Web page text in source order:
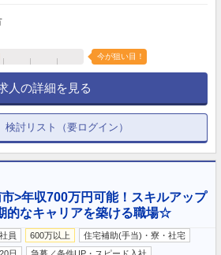
今が狙い目！
人の詳細を見る
検討リスト（要ログイン）
>年収700万円可能！スキルアップ
的なキャリアを築ける職場☆
員 600万以上
住宅補助(手当)・寮・社宅
日 急募／条件UP・スピード入社